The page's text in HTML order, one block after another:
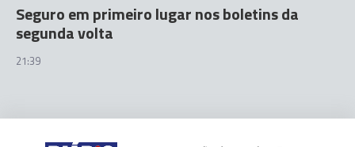
Seguro em primeiro lugar nos boletins da
segunda volta
21:39